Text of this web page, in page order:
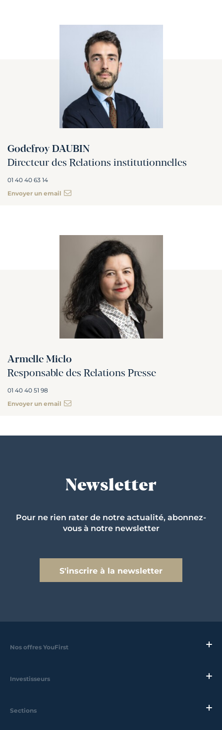
Godefroy DAUBIN
Directeur des Relations institutionnelles
01 40 40 63 14
Envoyer un email
Armelle Miclo
Responsable des Relations Presse
01 40 40 51 98
Envoyer un email
Newsletter
Pour ne rien rater de notre actualité, abonnez-
vous à notre newsletter
S'inscrire à la newsletter
Nos offres YouFirst
Investisseurs
Sections